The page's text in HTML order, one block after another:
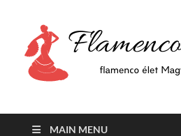
MAIN MENU